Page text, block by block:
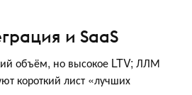
и SaaS
объём, но высокое LTV; ЛЛМ
короткий лист «лучших